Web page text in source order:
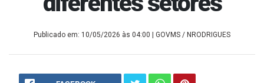
Publicado em: 10/05/2026 às 04:00 | GOVMS / NRODRIGUES